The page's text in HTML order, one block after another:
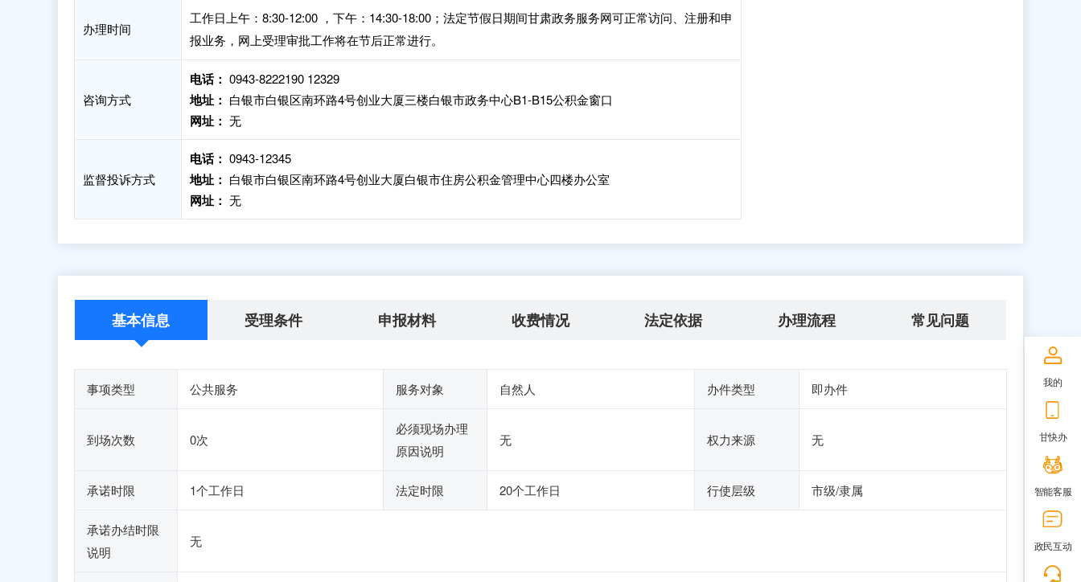
办理时间
工作日上午：8:30-12:00 ，下午：14:30-18:00；法定节假日期间甘肃政务服务网可正常访问、注册和申
报业务，网上受理审批工作将在节后正常进行。
咨询方式
电话： 0943-8222190 12329
地址： 白银市白银区南环路4号创业大厦三楼白银市政务中心B1-B15公积金窗口
网址： 无
监督投诉方式
电话： 0943-12345
地址： 白银市白银区南环路4号创业大厦白银市住房公积金管理中心四楼办公室
网址： 无
基本信息 受理条件 申报材料 收费情况 法定依据 办理流程 常见问题
事项类型 公共服务 服务对象 自然人 办件类型 即办件
到场次数 0次
必须现场办理
原因说明
无 权力来源 无
承诺时限 1个工作日 法定时限 20个工作日 行使层级 市级/隶属
承诺办结时限
说明
无
我的
甘快办
智能客服
政民互动